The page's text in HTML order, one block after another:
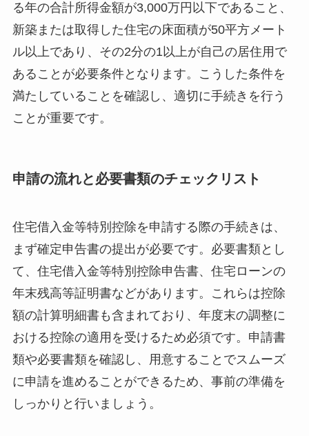
る年の合計所得金額が3,000万円以下であること、
新築または取得した住宅の床面積が50平方メート
ル以上であり、その2分の1以上が自己の居住用で
あることが必要条件となります。こうした条件を
満たしていることを確認し、適切に手続きを行う
ことが重要です。
申請の流れと必要書類のチェックリスト
住宅借入金等特別控除を申請する際の手続きは、
まず確定申告書の提出が必要です。必要書類とし
て、住宅借入金等特別控除申告書、住宅ローンの
年末残高等証明書などがあります。これらは控除
額の計算明細書も含まれており、年度末の調整に
おける控除の適用を受けるため必須です。申請書
類や必要書類を確認し、用意することでスムーズ
に申請を進めることができるため、事前の準備を
しっかりと行いましょう。